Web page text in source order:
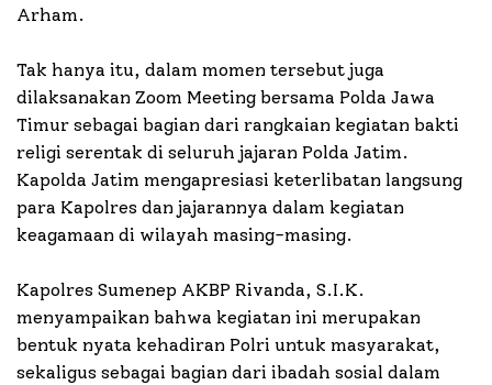
Arham.
Tak hanya itu, dalam momen tersebut juga
dilaksanakan Zoom Meeting bersama Polda Jawa
Timur sebagai bagian dari rangkaian kegiatan bakti
religi serentak di seluruh jajaran Polda Jatim.
Kapolda Jatim mengapresiasi keterlibatan langsung
para Kapolres dan jajarannya dalam kegiatan
keagamaan di wilayah masing-masing.
Kapolres Sumenep AKBP Rivanda, S.I.K.
menyampaikan bahwa kegiatan ini merupakan
bentuk nyata kehadiran Polri untuk masyarakat,
sekaligus sebagai bagian dari ibadah sosial dalam